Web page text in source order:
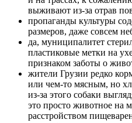
выживают из-за отрав
пропаганды культуры
размеров, даже совсем
да, муниципалитет
пластиковые метки на
признаком заботы о
жители Грузии редко
или чем-то мясным, но
из-за этого собаки
это просто животное на
расстройством